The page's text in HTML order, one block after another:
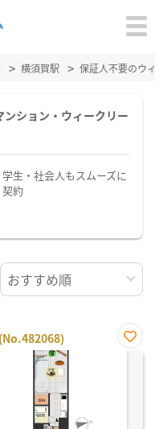
横須賀駅 保証人不要のウ
ション・ウィークリー
学生・社会人もスムーズに
契約
お気